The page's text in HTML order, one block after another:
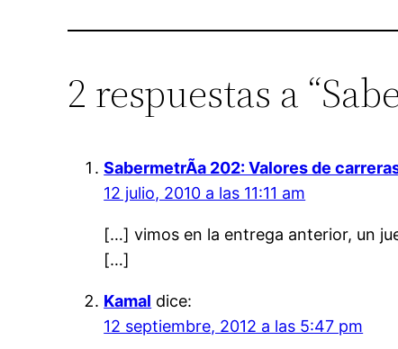
2 respuestas a
SabermetrÃ­a 202: Valores de
12 julio, 2010 a las 11:11 am
[…] vimos en la entrega anterior, un
[…]
Kamal dice:
12 septiembre, 2012 a las 5:47 pm